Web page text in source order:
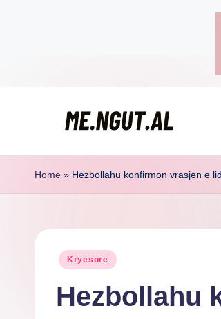
M
e
g
lexohen
ngut
Home » Hezbollahu konfirmon vrasjen e
Posted
Kryesore
Hezbollahu